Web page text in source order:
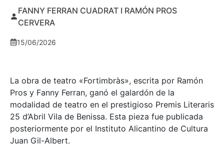
FANNY FERRAN CUADRAT I RAMÓN PROS
CERVERA
15/06/2026
La obra de teatro «Fortimbràs», escrita por Ramón
Pros y Fanny Ferran, ganó el galardón de la
modalidad de teatro en el prestigioso Premis Literaris
25 d’Abril Vila de Benissa. Esta pieza fue publicada
posteriormente por el Instituto Alicantino de Cultura
Juan Gil-Albert.